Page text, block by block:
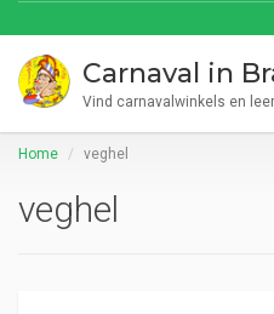
Carnaval in
Vind carnavalwinkels en
Home veghel
veghel